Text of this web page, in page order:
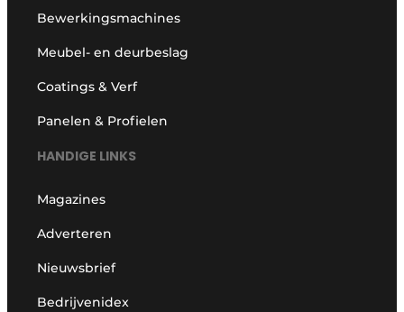
Bewerkingsmachines
Meubel- en deurbeslag
Coatings & Verf
Panelen & Profielen
HANDIGE LINKS
Magazines
Adverteren
Nieuwsbrief
Bedrijvenidex